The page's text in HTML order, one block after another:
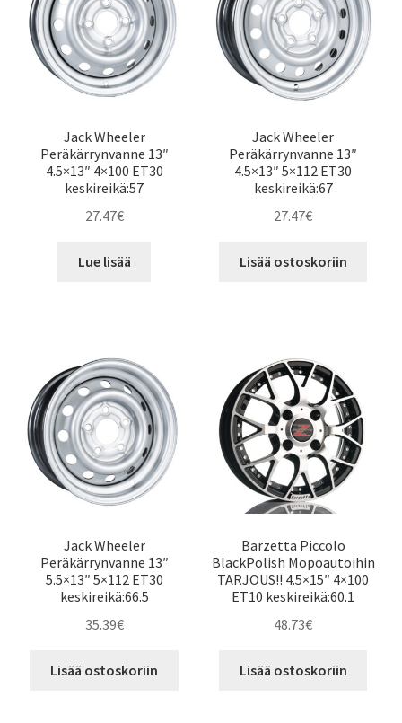
Jack Wheeler
Peräkärrynvanne 13″
4.5×13″ 4×100 ET30
keskireikä:57
27.47€
Lue lisää
Jack Wheeler
Peräkärrynvanne 13″
4.5×13″ 5×112 ET30
keskireikä:67
27.47€
Lisää ostoskoriin
Jack Wheeler
Peräkärrynvanne 13″
5.5×13″ 5×112 ET30
keskireikä:66.5
35.39€
Lisää ostoskoriin
Barzetta Piccolo
BlackPolish Mopoautoihin
TARJOUS!! 4.5×15″ 4×100
ET10 keskireikä:60.1
48.73€
Lisää ostoskoriin